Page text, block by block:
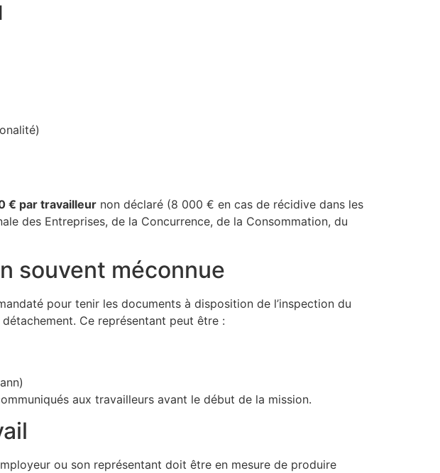
€ par travailleur non déclaré (8 000 € en cas de récidive dans les
des Entreprises, de la Concurrence, de la Consommation, du
souvent méconnue
pour tenir les documents à disposition de l’inspection du
Ce représentant peut être :
aux travailleurs avant le début de la mission.
ou son représentant doit être en mesure de produire